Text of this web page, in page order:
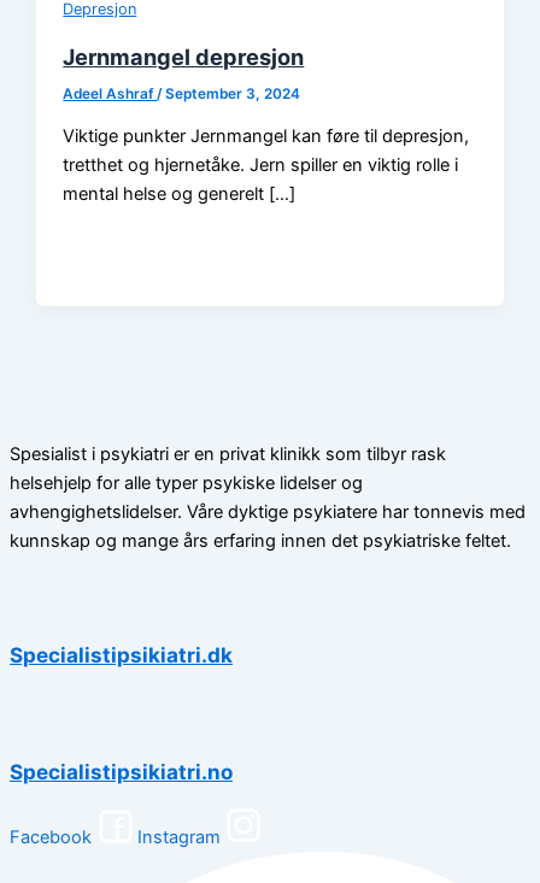
Depresjon
Jernmangel depresjon
Adeel Ashraf/September 3, 2024
Viktige punkter Jernmangel kan føre til depresjon,
tretthet og hjernetåke. Jern spiller en viktig rolle i
mental helse og generelt […]
Spesialist i psykiatri er en privat klinikk som tilbyr rask
helsehjelp for alle typer psykiske lidelser og
avhengighetslidelser. Våre dyktige psykiatere har tonnevis med
kunnskap og mange års erfaring innen det psykiatriske feltet.
Specialistipsikiatri.dk
Specialistipsikiatri.no
Facebook Instagram